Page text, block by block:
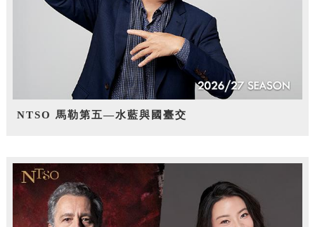
NTSO 馬勒第五—水藍與國臺交